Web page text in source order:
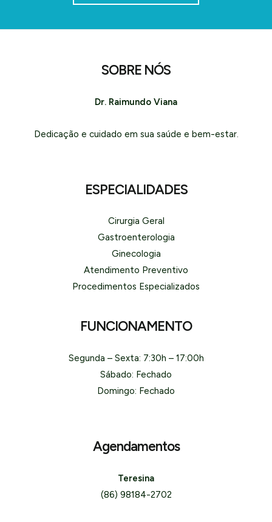
SOBRE NÓS
Dr. Raimundo Viana
Dedicação e cuidado em sua saúde e bem-estar.
ESPECIALIDADES
Cirurgia Geral
Gastroenterologia
Ginecologia
Atendimento Preventivo
Procedimentos Especializados
FUNCIONAMENTO
Segunda – Sexta: 7:30h – 17:00h
Sábado: Fechado
Domingo: Fechado
Agendamentos
Teresina
(86) 98184-2702